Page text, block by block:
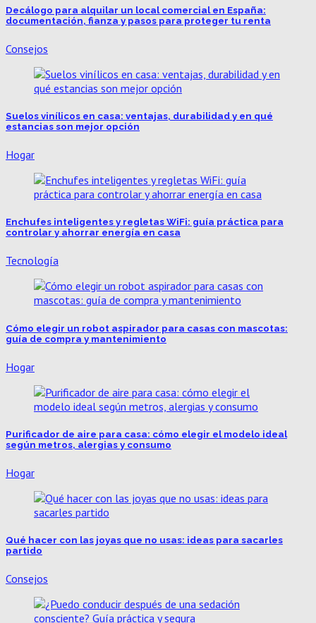
Decálogo para alquilar un local comercial en España:
documentación, fianza y pasos para proteger tu renta
Consejos
Suelos vinílicos en casa: ventajas, durabilidad y en qué
estancias son mejor opción
Hogar
Enchufes inteligentes y regletas WiFi: guía práctica para
controlar y ahorrar energía en casa
Tecnología
Cómo elegir un robot aspirador para casas con mascotas:
guía de compra y mantenimiento
Hogar
Purificador de aire para casa: cómo elegir el modelo ideal
según metros, alergias y consumo
Hogar
Qué hacer con las joyas que no usas: ideas para sacarles
partido
Consejos